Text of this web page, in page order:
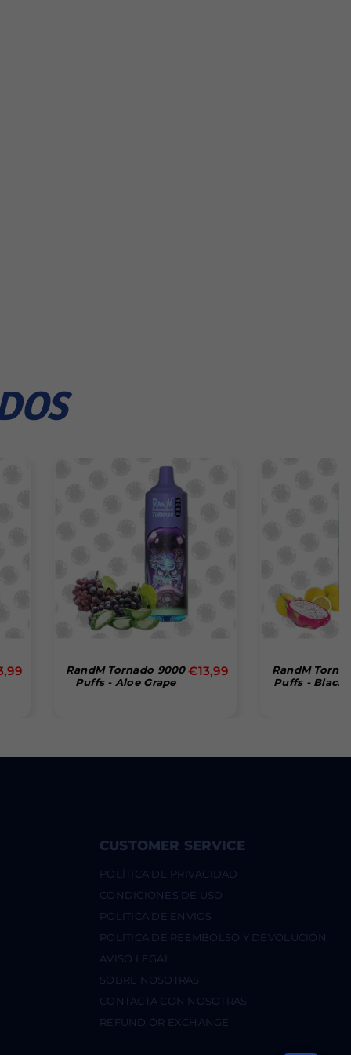
9000Precio
habitual
€13,99
RandM Tornado 9000
Puffs - Black Dragon
Precio
habitual
€13,99
CUSTOMER SERVICE
POLÍTICA DE PRIVACIDAD
CONDICIONES DE USO
POLITICA DE ENVIOS
POLÍTICA DE REEMBOLSO Y DEVOLUCIÓN
AVISO LEGAL
SOBRE NOSOTRAS
CONTACTA CON NOSOTRAS
REFUND OR EXCHANGE